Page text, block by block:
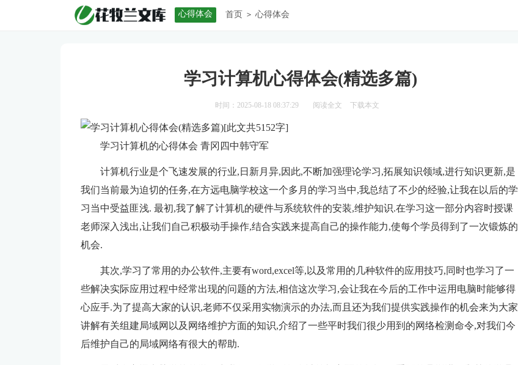
心得体会 首页 > 心得体会
学习计算机心得体会(精选多篇)
时间：2025-08-18 08:37:29 阅读全文 下载本文
学习计算机的心得体会 青冈四中韩守军
计算机行业是个飞速发展的行业,日新月异,因此,不断加强理论学习,拓展知识领域,进行知识更新,是
我们当前最为迫切的任务,在方远电脑学校这一个多月的学习当中,我总结了不少的经验,让我在以后的学
习当中受益匪浅. 最初,我了解了计算机的硬件与系统软件的安装,维护知识.在学习这一部分内容时授课
老师深入浅出,让我们自己积极动手操作,结合实践来提高自己的操作能力,使每个学员得到了一次锻炼的
机会.
其次,学习了常用的办公软件,主要有word,excel等,以及常用的几种软件的应用技巧,同时也学习了一
些解决实际应用过程中经常出现的问题的方法,相信这次学习,会让我在今后的工作中运用电脑时能够得
心应手.为了提高大家的认识,老师不仅采用实物演示的办法,而且还为我们提供实践操作的机会来为大家
讲解有关组建局域网以及网络维护方面的知识,介绍了一些平时我们很少用到的网络检测命令,对我们今
后维护自己的局域网络有很大的帮助.